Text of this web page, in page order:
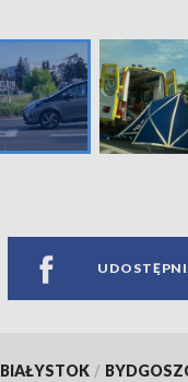
BIAŁYSTOK /